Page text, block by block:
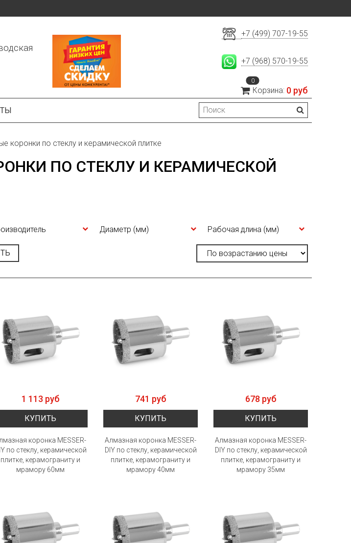
+7 (499) 707-19-55
+7 (968) 570-19-55
0
Корзина: 0 руб
коронки по стеклу и керамической плитке
ПО СТЕКЛУ И КЕРАМИЧЕСКОЙ
Диаметр (мм) Рабочая длина (мм)
1 113 руб
КУПИТЬ
коронка MESSER-
по стеклу, керамической
плитке, керамограниту и
мрамору 60мм
741 руб
КУПИТЬ
Алмазная коронка MESSER-
DIY по стеклу, керамической
плитке, керамограниту и
мрамору 40мм
678 руб
КУПИТЬ
Алмазная коронка MESSER-
DIY по стеклу, керамической
плитке, керамограниту и
мрамору 35мм